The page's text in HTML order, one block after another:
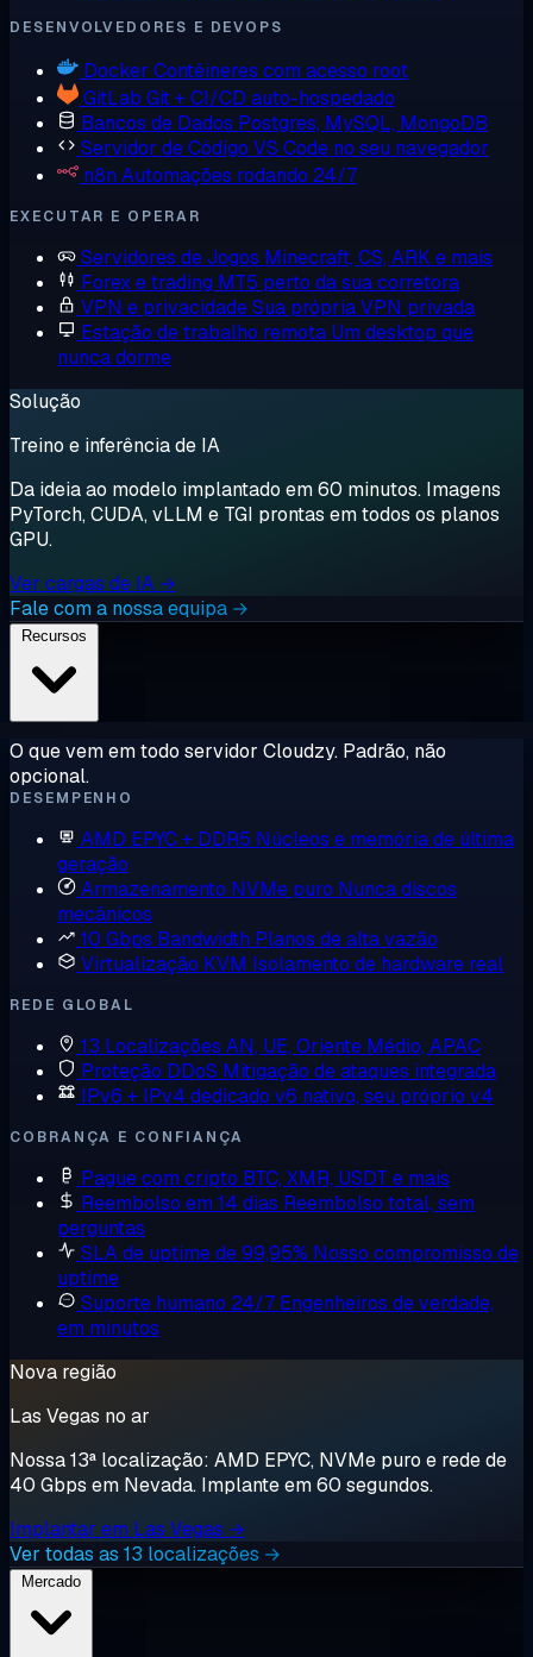
DESENVOLVEDORES E DEVOPS
Docker Contêineres com acesso root
GitLab Git + CI/CD auto-hospedado
Bancos de Dados Postgres, MySQL, MongoDB
Servidor de Código VS Code no seu navegador
n8n Automações rodando 24/7
EXECUTAR E OPERAR
Servidores de Jogos Minecraft, CS, ARK e mais
Forex e trading MT5 perto da sua corretora
VPN e privacidadeSua própria VPN privada
Estação de trabalho remota Um desktop que
nunca dorme
Solução
Treino e inferência de IA
Da ideia ao modelo implantado em 60 minutos. Imagens
PyTorch, CUDA, vLLM e TGI prontas em todos os planos
GPU.
Ver cargas de IA →
Fale com a nossa equipa →
O que vem em todo servidor Cloudzy. Padrão, não
opcional.
DESEMPENHO
AMD EPYC + DDR5 Núcleos e memória de última
geração
Armazenamento NVMe puro Nunca discos
mecânicos
10 Gbps Bandwidth Planos de alta vazão
Virtualização KVM Isolamento de hardware real
REDE GLOBAL
13 Localizações AN, UE, Oriente Médio, APAC
Proteção DDoS Mitigação de ataques integrada
IPv6 + IPv4 dedicado v6 nativo, seu próprio v4
COBRANÇA E CONFIANÇA
Pague com cripto BTC, XMR, USDT e mais
Reembolso em 14 dias Reembolso total, sem
perguntas
SLA de uptime de 99,95% Nosso compromisso de
uptime
Suporte humano 24/7 Engenheiros de verdade,
em minutos
Nova região
Las Vegas no ar
Nossa 13ª localização: AMD EPYC, NVMe puro e rede de
40 Gbps em Nevada. Implante em 60 segundos.
Implantar em Las Vegas →
Ver todas as 13 localizações →